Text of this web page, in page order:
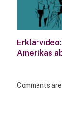
Amerikas
Comments